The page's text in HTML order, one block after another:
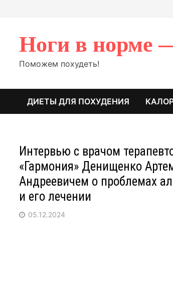
Ноги в норме
Поможем похудеть!
ДИЕТЫ ДЛЯ ПОХУДЕНИЯ
Интервью с врачом
«Гармония» Денищенко
Андреевичем о проблемах
и его лечении
05.12.2024